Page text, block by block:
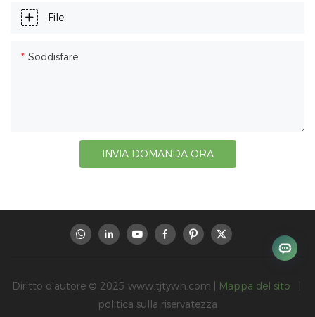
File
Soddisfare
INVIA DOMANDA ORA
Diritto d'autore © 2025 www.tjtywh.com Mappa del sito
politica sulla riservatezza